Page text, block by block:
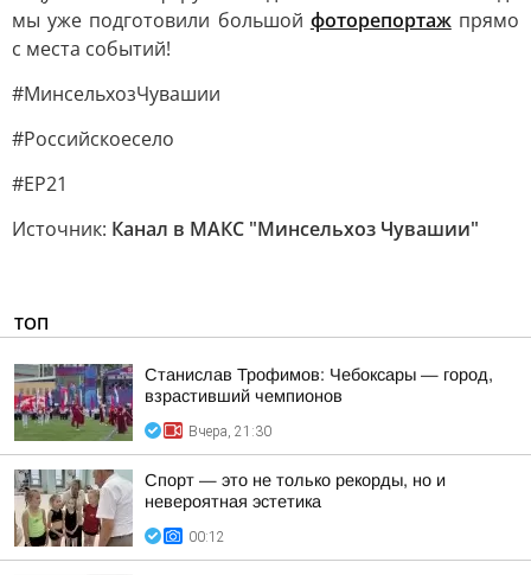
мы уже подготовили большой фоторепортажпрямо
с места событий!
#МинсельхозЧувашии
#Российскоесело
#ЕР21
Источник: Канал в МАКС "Минсельхоз Чувашии"
ТОП
Станислав Трофимов: Чебоксары — город,
взрастивший чемпионов
Вчера, 21:30
Спорт — это не только рекорды, но и
невероятная эстетика
00:12